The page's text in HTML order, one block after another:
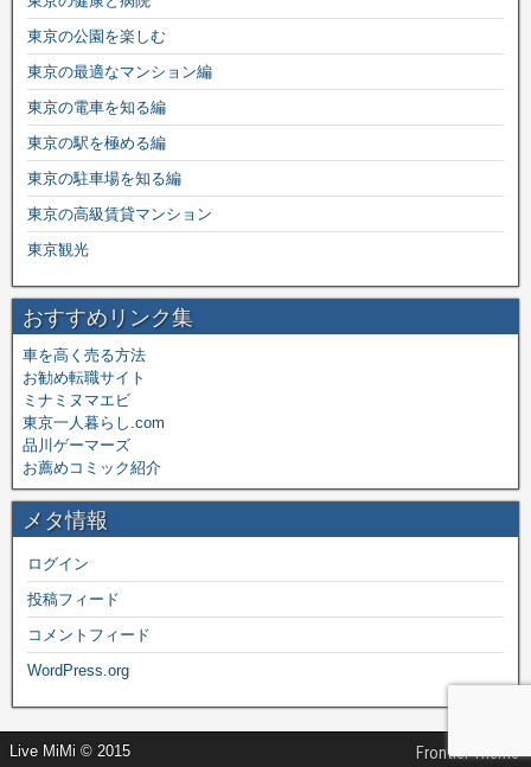
東京の公園を楽しむ
東京の最適なマンション編
東京の電車を知る編
東京の駅を極める編
東京の駐車場を知る編
東京の高級賃貸マンション
東京観光
おすすめリンク集
車を高く売る方法
お勧め転職サイト
ミナミヌマエビ
東京一人暮らし.com
品川ゲーマーズ
お薦めコミック紹介
メタ情報
ログイン
投稿フィード
コメントフィード
WordPress.org
Live MiMi © 2015 Frontier Theme